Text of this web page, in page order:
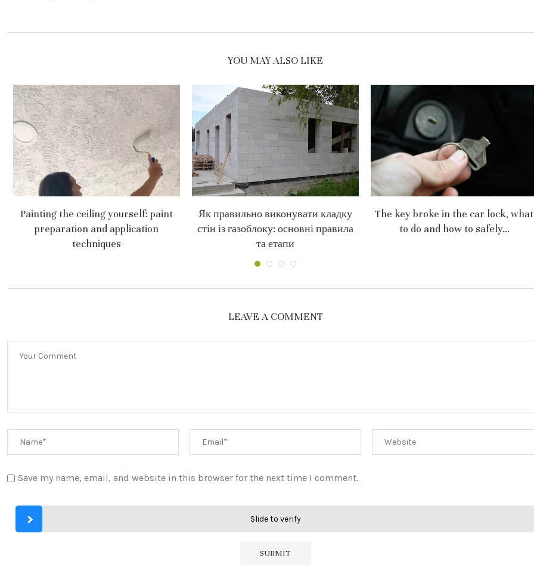
YOU MAY ALSO LIKE
Painting the ceiling yourself: paint
preparation and application
techniques
Як правильно виконувати кладку
стін із газоблоку: основні правила
та етапи
The key broke in the car lock, what
to do and how to safely...
LEAVE A COMMENT
Save my name, email, and website in this browser for the next time I comment.
Slide to verify